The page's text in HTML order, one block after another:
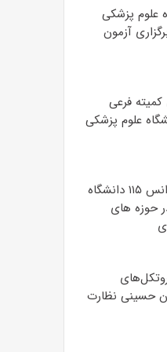
علوم پزشکی
آزمون
فرعی
علوم پزشکی
استقرار نیروهای اورژانس ۱۱۵ دانشگاه
حوزه های
حسینی نظارت